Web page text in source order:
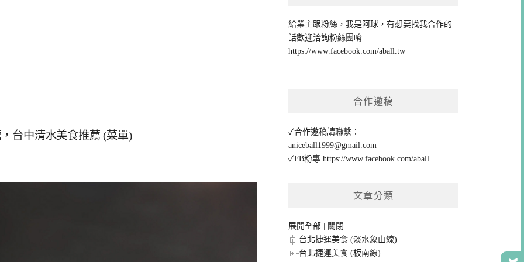
台中清水美食推薦 (菜單)
給業主跟粉絲，我是阿球，有想要找我合作的
話歡迎洽詢粉絲團唷
https://www.facebook.com/aball.tw
合作邀稿
✓合作邀稿請聯繫：
aniceball1999@gmail.com
✓FB粉專https://www.facebook.com/aball
文章分類
展開全部
關閉
台北捷運美食 (淡水象山線)
台北捷運美食 (板南線)